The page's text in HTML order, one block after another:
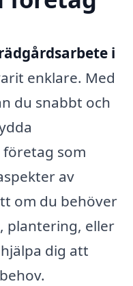
i
enklare. Med
du snabbt och
som
av
om du behöver
plantering, eller
dig att